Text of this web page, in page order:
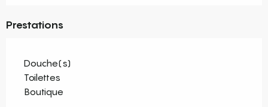
Prestations
Douche(s)
Toilettes
Boutique